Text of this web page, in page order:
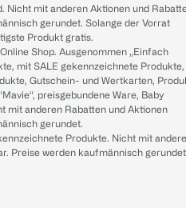
Nicht mit anderen Aktionen und
gerundet. Solange der Vorrat
Produkt gratis.
Shop. Ausgenommen „Einfach
mit SALE gekennzeichnete Produkte,
Gutschein- und Wertkarten,
preisgebundene Ware, Baby
mit anderen Rabatten und Aktionen
gerundet.
Produkte. Nicht mit
Preise werden kaufmännisch